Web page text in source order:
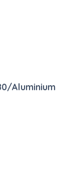
Aluminium